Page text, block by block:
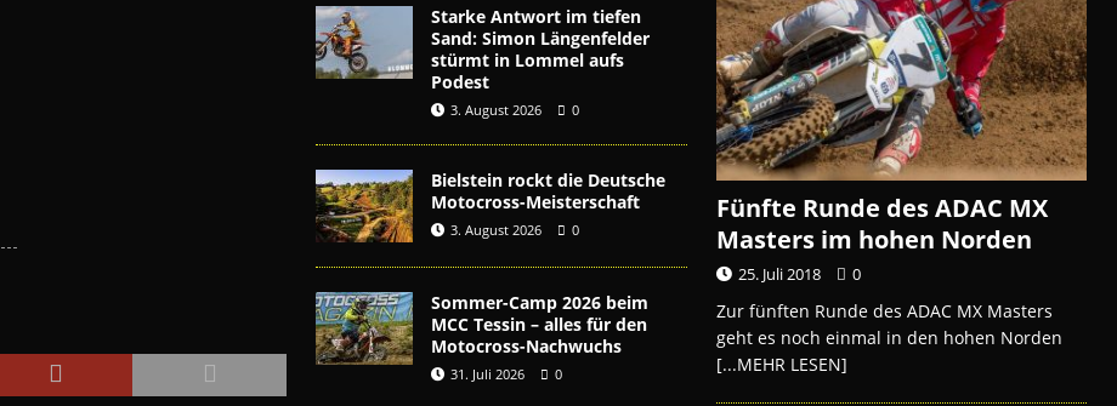
Starke Antwort im tiefen
Sand: Simon Längenfelder
stürmt in Lommel aufs
Podest
3. August 2026 0
Bielstein rockt die Deutsche
Motocross-Meisterschaft
3. August 2026 0
Sommer-Camp 2026 beim
MCC Tessin – alles für den
Motocross-Nachwuchs
31. Juli 2026 0
Fünfte Runde des ADAC MX
Masters im hohen Norden
25. Juli 2018 0
Zur fünften Runde des ADAC MX Masters
geht es noch einmal in den hohen Norden
[...MEHR LESEN]